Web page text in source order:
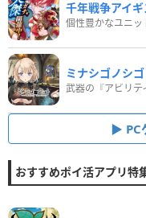
千年戦争アイギ
個性豊かなユニッ
ミナシゴノシゴ
PC
おすすめポイ活アプリ特